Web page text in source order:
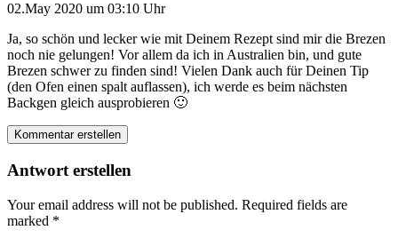
02.May 2020 um 03:10 Uhr
Ja, so schön und lecker wie mit Deinem Rezept sind mir die Brezen
noch nie gelungen! Vor allem da ich in Australien bin, und gute
Brezen schwer zu finden sind! Vielen Dank auch für Deinen Tip
(den Ofen einen spalt auflassen), ich werde es beim nächsten
Backgen gleich ausprobieren 🙂
Kommentar erstellen
Antwort erstellen
Your email address will not be published. Required fields are
marked *